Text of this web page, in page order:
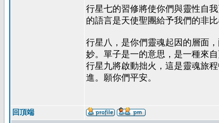
行星七的習修將使你們與靈性自
的語言是天使聖團給予我們的非
行星八，是你們靈魂起因的層面
妙。單子是一的意思，是一種來
行星九將啟動拙火，這是靈魂旅
進。願你們平安。
回頂端